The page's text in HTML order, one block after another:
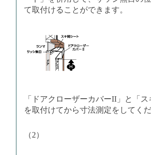
て取付けることができます。
「ドアクローザーカバーII」と「ス
を取付けてから寸法測定をしてくだ
（2）